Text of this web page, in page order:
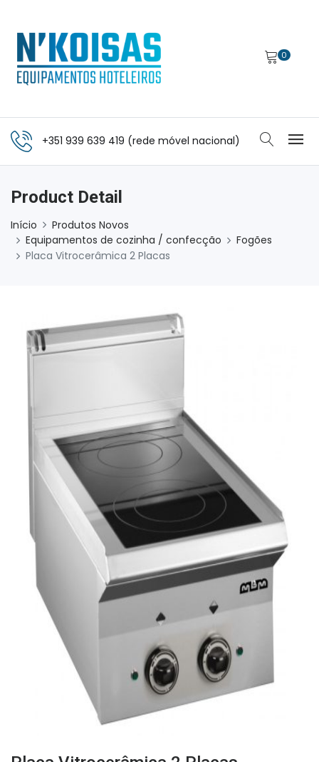
0
+351 939 639 419 (rede móvel nacional)
Product Detail
Início
Produtos Novos
Equipamentos de cozinha / confecção
Fogões
Placa Vitrocerâmica 2 Placas